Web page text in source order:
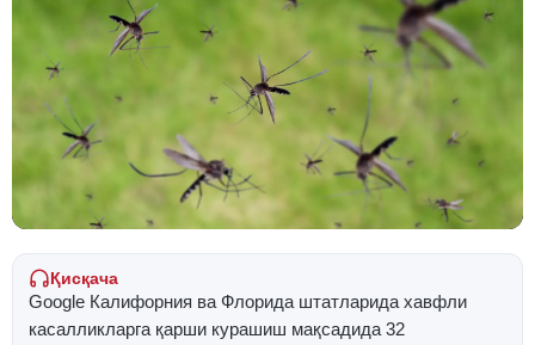
Қисқача
Google Калифорния ва Флорида штатларида хавфли
касалликларга қарши курашиш мақсадида 32